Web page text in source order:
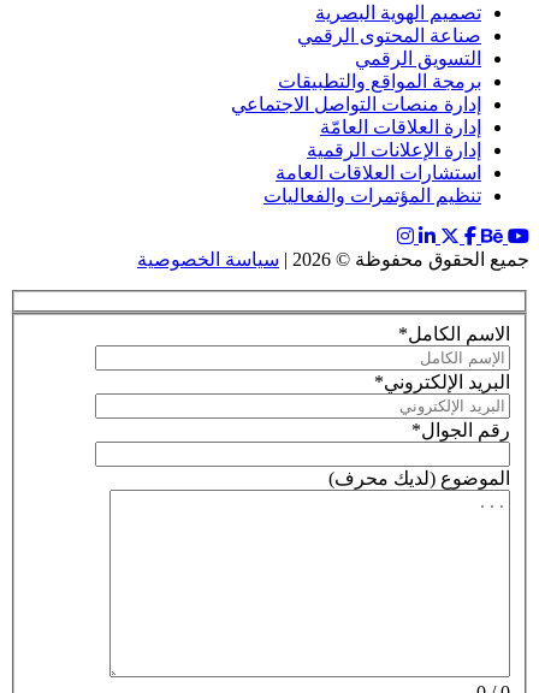
تصميم الهوية البصرية
صناعة المحتوى الرقمي
التسويق الرقمي
برمجة المواقع والتطبيقات
إدارة منصات التواصل الاجتماعي
إدارة العلاقات العامّة
إدارة الإعلانات الرقمية
استشارات العلاقات العامة
تنظيم المؤتمرات والفعاليات
جميع الحقوق محفوظة © 2026 | سياسة الخصوصية
الاسم الكامل*
البريد الإلكتروني*
رقم الجوال*
الموضوع (لديك محرف)